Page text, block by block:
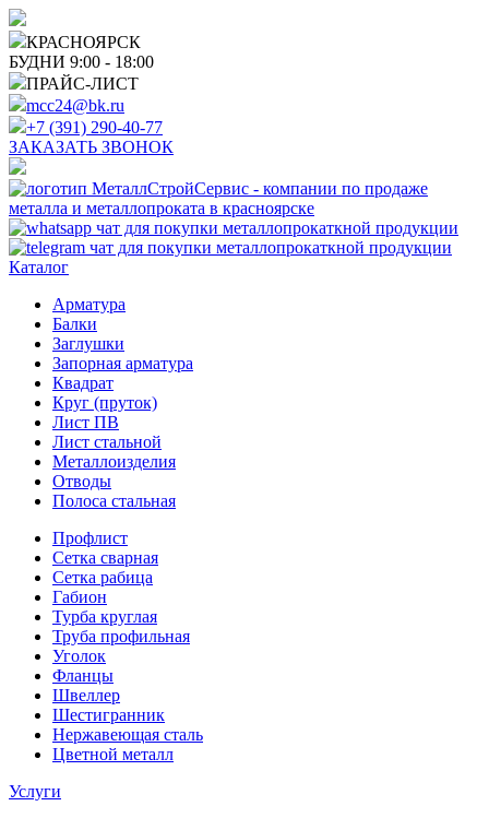
КРАСНОЯРСК
БУДНИ 9:00 - 18:00
ПРАЙС-ЛИСТ
mcc24@bk.ru
+7 (391) 290-40-77
ЗАКАЗАТЬ ЗВОНОК
Каталог
Арматура
Балки
Заглушки
Запорная арматура
Квадрат
Круг (пруток)
Лист ПВ
Лист стальной
Металлоизделия
Отводы
Полоса стальная
Профлист
Сетка сварная
Сетка рабица
Габион
Турба круглая
Труба профильная
Уголок
Фланцы
Швеллер
Шестигранник
Нержавеющая сталь
Цветной металл
Услуги